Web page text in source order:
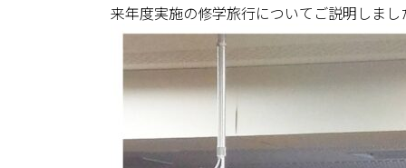
来年度実施の修学旅行についてご説明しまし